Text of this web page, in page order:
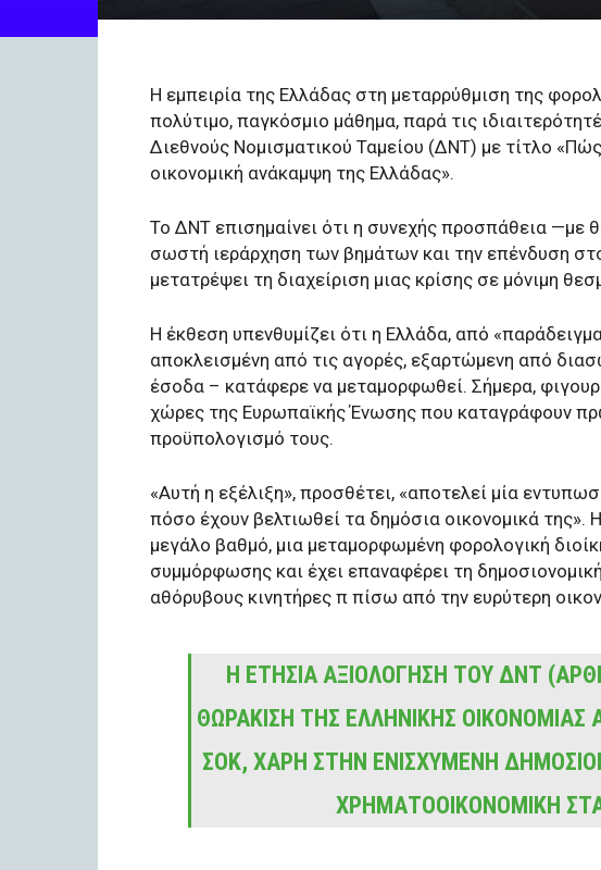
Η εμπειρία της Ελλάδας στη μεταρρύθμιση της
πολύτιμο, παγκόσμιο μάθημα, παρά τις
Διεθνούς Νομισματικού Ταμείου (ΔΝΤ) με τίτλο
οικονομική ανάκαμψη της Ελλάδας».
Το ΔΝΤ επισημαίνει ότι η συνεχής προσπάθεια —με
σωστή ιεράρχηση των βημάτων και την επένδυση
μετατρέψει τη διαχείριση μιας κρίσης σε μόνιμη
Η έκθεση υπενθυμίζει ότι η Ελλάδα, από
αποκλεισμένη από τις αγορές, εξαρτώμενη από
έσοδα – κατάφερε να μεταμορφωθεί. Σήμερα,
χώρες της Ευρωπαϊκής Ένωσης που καταγράφουν
προϋπολογισμό τους.
«Αυτή η εξέλιξη», προσθέτει, «αποτελεί μία
πόσο έχουν βελτιωθεί τα δημόσια οικονομικά της».
μεγάλο βαθμό, μια μεταμορφωμένη φορολογική
συμμόρφωσης και έχει επαναφέρει τη
αθόρυβους κινητήρες π πίσω από την ευρύτερη
Η ΕΤΉΣΙΑ ΑΞΙΟΛΌΓΗΣΗ ΤΟΥ ΔΝΤ
ΘΩΡΆΚΙΣΗ ΤΗΣ ΕΛΛΗΝΙΚΉΣ ΟΙΚΟΝΟΜΊΑΣ
ΣΟΚ, ΧΆΡΗ ΣΤΗΝ ΕΝΙΣΧΥΜΈΝΗ
ΧΡΗΜΑΤΟΟΙΚΟΝΟΜΙΚΉ